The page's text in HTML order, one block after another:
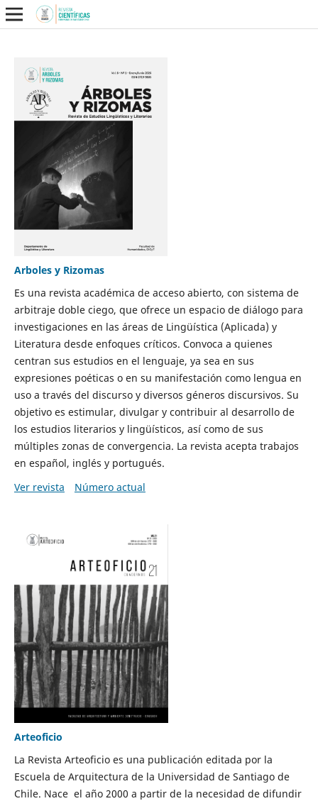
Arboles y Rizomas
Es una revista académica de acceso abierto, con sistema de
arbitraje doble ciego, que ofrece un espacio de diálogo para
investigaciones en las áreas de Lingüística (Aplicada) y
Literatura desde enfoques críticos. Convoca a quienes
centran sus estudios en el lenguaje, ya sea en sus
expresiones poéticas o en su manifestación como lengua en
uso a través del discurso y diversos géneros discursivos. Su
objetivo es estimular, divulgar y contribuir al desarrollo de
los estudios literarios y lingüísticos, así como de sus
múltiples zonas de convergencia. La revista acepta trabajos
en español, inglés y portugués.
Ver revista
Número actual
Arteoficio
La Revista Arteoficio es una publicación editada por la
Escuela de Arquitectura de la Universidad de Santiago de
Chile. Nace el año 2000 a partir de la necesidad de difundir